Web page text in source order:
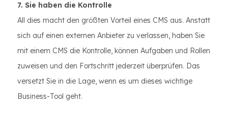
7. Sie haben die Kontrolle
All dies macht den größten Vorteil eines CMS aus. Anstatt
sich auf einen externen Anbieter zu verlassen, haben Sie
mit einem CMS die Kontrolle, können Aufgaben und Rollen
zuweisen und den Fortschritt jederzeit überprüfen. Das
versetzt Sie in die Lage, wenn es um dieses wichtige
Business-Tool geht.